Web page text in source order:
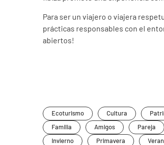
Para ser un viajero o viajera
prácticas responsables con el
abiertos!
Ecoturismo Cultura
Familia
Amigos Pareja
Invierno
Primavera